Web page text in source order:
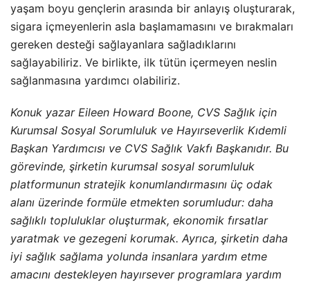
yaşam boyu gençlerin arasında bir anlayış oluşturarak,
sigara içmeyenlerin asla başlamamasını ve bırakmaları
gereken desteği sağlayanlara sağladıklarını
sağlayabiliriz. Ve birlikte, ilk tütün içermeyen neslin
sağlanmasına yardımcı olabiliriz.
Konuk yazar Eileen Howard Boone, CVS Sağlık için
Kurumsal Sosyal Sorumluluk ve Hayırseverlik Kıdemli
Başkan Yardımcısı ve CVS Sağlık Vakfı Başkanıdır. Bu
görevinde, şirketin kurumsal sosyal sorumluluk
platformunun stratejik konumlandırmasını üç odak
alanı üzerinde formüle etmekten sorumludur: daha
sağlıklı topluluklar oluşturmak, ekonomik fırsatlar
yaratmak ve gezegeni korumak. Ayrıca, şirketin daha
iyi sağlık sağlama yolunda insanlara yardım etme
amacını destekleyen hayırsever programlara yardım